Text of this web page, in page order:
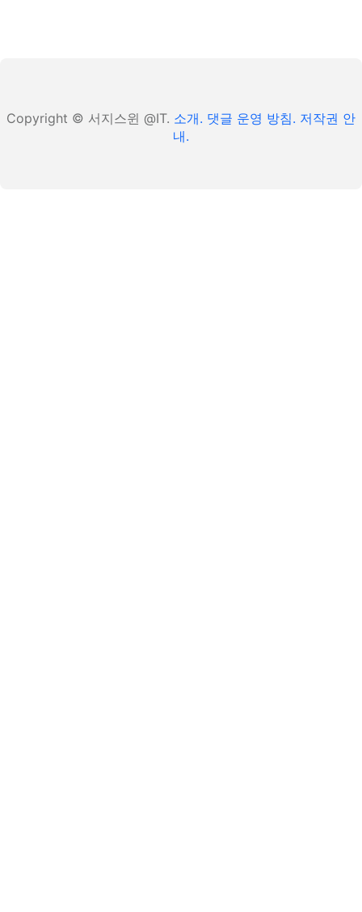
Copyright © 서지스윈 @IT. 소개. 댓글 운영 방침. 저작권 안
내.